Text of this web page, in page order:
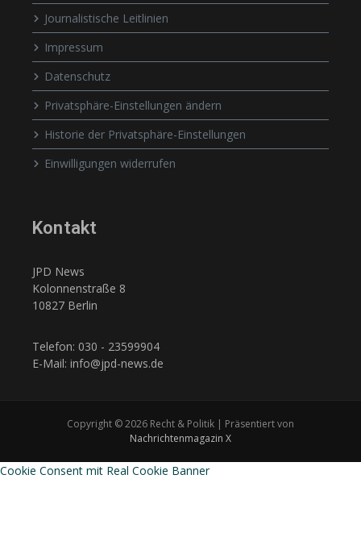
Journalistische Leitlinien
Impressum
Datenschutz
Privatsphäre-Einstellungen ändern
Historie der Privatsphäre-Einstellungen
Einwilligungen widerrufen
Kontakt
JPD News
Kolonnenstraße 8
10827 Berlin
Telefon: 030 - 23599904
E-Mail: info@jpd-news.de
Copyright © 2026 Recht & Politik | Präsentiert von
Nachrichtenmagazin X
Cookie Consent mit Real Cookie Banner